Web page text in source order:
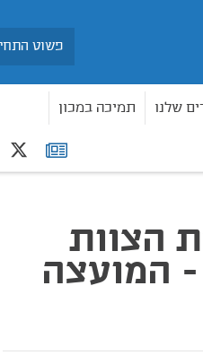
שלנו תמיכה במכון
רשימת
תפוצה
הצוות
- המועצה